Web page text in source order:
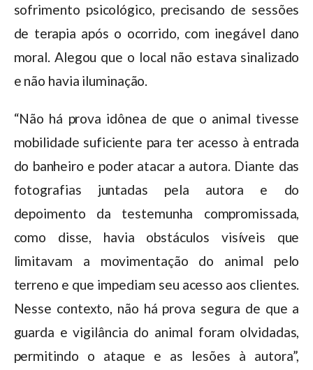
sofrimento psicológico, precisando de sessões
de terapia após o ocorrido, com inegável dano
moral. Alegou que o local não estava sinalizado
e não havia iluminação.
“Não há prova idônea de que o animal tivesse
mobilidade suficiente para ter acesso à entrada
do banheiro e poder atacar a autora. Diante das
fotografias juntadas pela autora e do
depoimento da testemunha compromissada,
como disse, havia obstáculos visíveis que
limitavam a movimentação do animal pelo
terreno e que impediam seu acesso aos clientes.
Nesse contexto, não há prova segura de que a
guarda e vigilância do animal foram olvidadas,
permitindo o ataque e as lesões à autora”,